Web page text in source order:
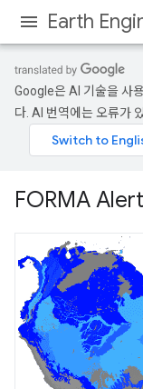
Earth
Google은 AI 기술을 사
다. AI 번역에는 오류가
FORMA